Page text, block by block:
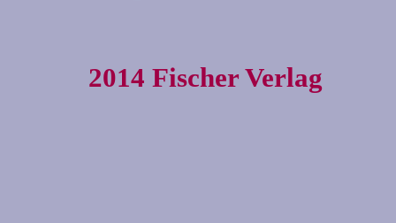
2014 Fischer Verlag